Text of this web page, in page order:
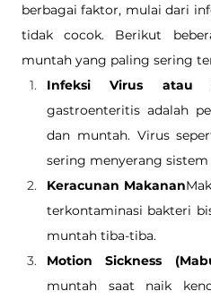
berbagai faktor, mulai dari
tidak cocok. Berikut
muntah yang paling sering
Infeksi Virus atau
gastroenteritis adalah
dan muntah. Virus
sering menyerang sistem
Keracunan Makanan
terkontaminasi bakteri
muntah tiba-tiba.
Motion Sickness
muntah saat naik